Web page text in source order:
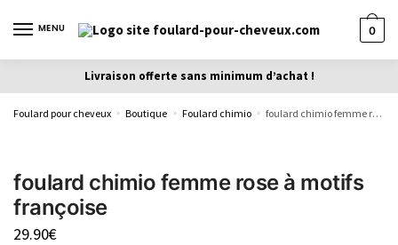
MENU 0
Livraison offerte sans minimum d’achat !
Foulard pour cheveux » Boutique » Foulard chimio » foulard chimio femme rose à motifs françoise
foulard chimio femme rose à motifs
françoise
29.90€